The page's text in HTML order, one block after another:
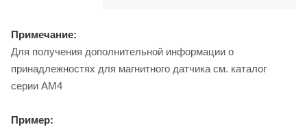
Примечание:
Для получения дополнительной информации о
принадлежностях для магнитного датчика см. каталог
серии AM4
Пример: